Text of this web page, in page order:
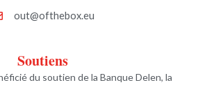
out@ofthebox.eu
Soutiens
du soutien de la Banque Delen, la